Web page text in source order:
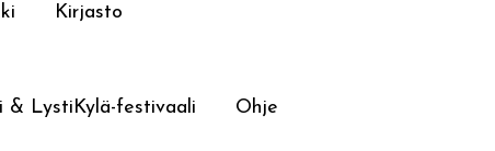
Kirjasto
& LystiKylä-festivaali Ohje